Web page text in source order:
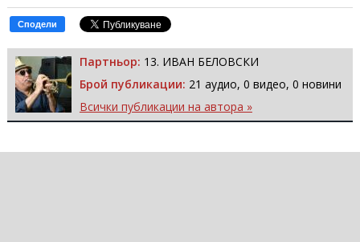
Сподели
Партньор: 13. ИВАН БЕЛОВСКИ
Брой публикации: 21 аудио, 0 видео, 0 новини
Всички публикации на автора »